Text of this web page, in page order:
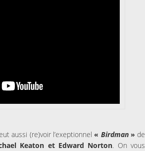
aussi (re)voir l’exeptionnel« Birdman »de
Keaton et Edward Norton. On vous